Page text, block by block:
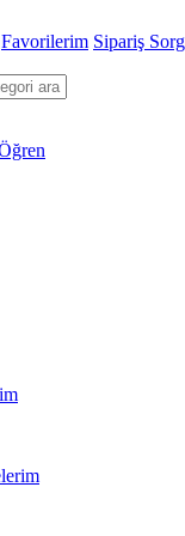
Favorilerim Sipariş